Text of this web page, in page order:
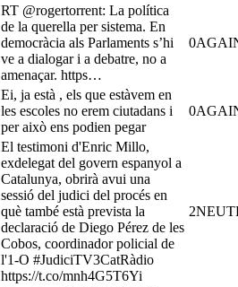
RT @rogertorrent: La política
de la querella per sistema. En
democràcia als Parlaments s’hi
ve a dialogar i a debatre, no a
amenaçar. https…
0
Ei, ja està , els que estàvem en
les escoles no erem ciutadans i
per això ens podien pegar
0
El testimoni d'Enric Millo,
exdelegat del govern espanyol a
Catalunya, obrirà avui una
sessió del judici del procés en
què també està prevista la
declaració de Diego Pérez de les
Cobos, coordinador policial de
l'1-O #JudiciTV3CatRàdio
https://t.co/mnh4G5T6Yi
2